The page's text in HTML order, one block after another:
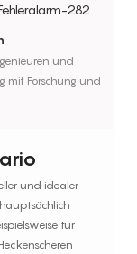
und
mit Forschung und
und idealer
für